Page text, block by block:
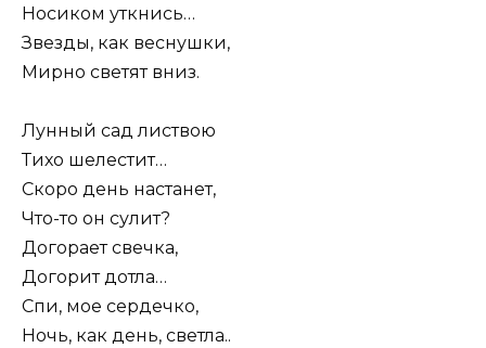
Носиком уткнись…
Звезды, как веснушки,
Мирно светят вниз.
Лунный сад листвою
Тихо шелестит…
Скоро день настанет,
Что-то он сулит?
Догорает свечка,
Догорит дотла…
Спи, мое сердечко,
Ночь, как день, светла..